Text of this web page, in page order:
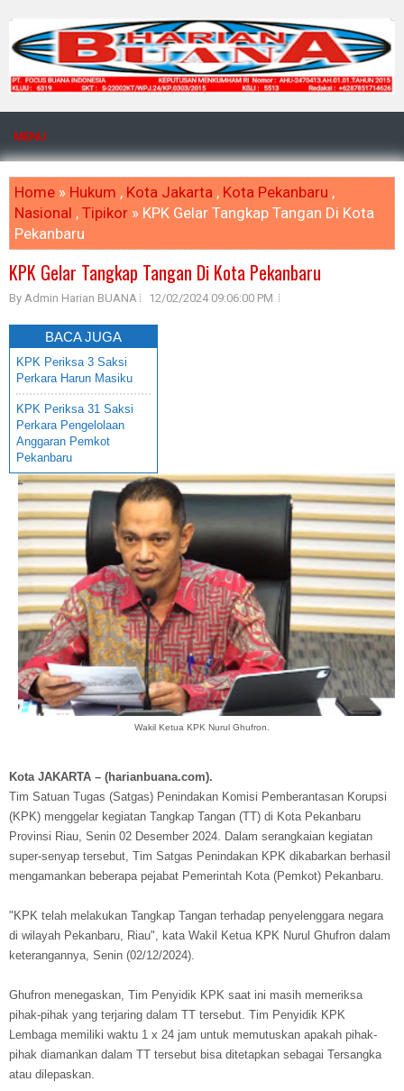
MENU
Home » Hukum , Kota Jakarta , Kota Pekanbaru ,
Nasional , Tipikor » KPK Gelar Tangkap Tangan Di Kota
Pekanbaru
KPK Gelar Tangkap Tangan Di Kota Pekanbaru
By Admin Harian BUANA 12/02/2024 09:06:00 PM
BACA JUGA
KPK Periksa 3 Saksi
Perkara Harun Masiku
KPK Periksa 31 Saksi
Perkara Pengelolaan
Anggaran Pemkot
Pekanbaru
Wakil Ketua KPK Nurul Ghufron.
Kota JAKARTA – (harianbuana.com).
Tim Satuan Tugas (Satgas) Penindakan Komisi Pemberantasan Korupsi
(KPK) menggelar kegiatan Tangkap Tangan (TT) di Kota Pekanbaru
Provinsi Riau, Senin 02 Desember 2024. Dalam serangkaian kegiatan
super-senyap tersebut, Tim Satgas Penindakan KPK dikabarkan berhasil
mengamankan beberapa pejabat Pemerintah Kota (Pemkot) Pekanbaru.
"KPK telah melakukan Tangkap Tangan terhadap penyelenggara negara
di wilayah Pekanbaru, Riau", kata Wakil Ketua KPK Nurul Ghufron dalam
keterangannya, Senin (02/12/2024).
Ghufron menegaskan, Tim Penyidik KPK saat ini masih memeriksa
pihak-pihak yang terjaring dalam TT tersebut. Tim Penyidik KPK
Lembaga memiliki waktu 1 x 24 jam untuk memutuskan apakah pihak-
pihak diamankan dalam TT tersebut bisa ditetapkan sebagai Tersangka
atau dilepaskan.